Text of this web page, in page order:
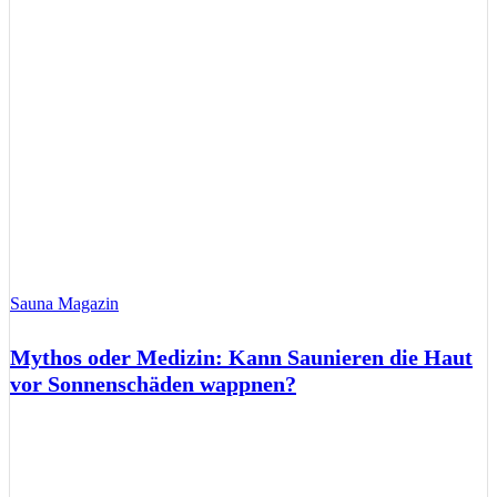
Sauna Magazin
Mythos oder Medizin: Kann Saunieren die Haut
vor Sonnenschäden wappnen?